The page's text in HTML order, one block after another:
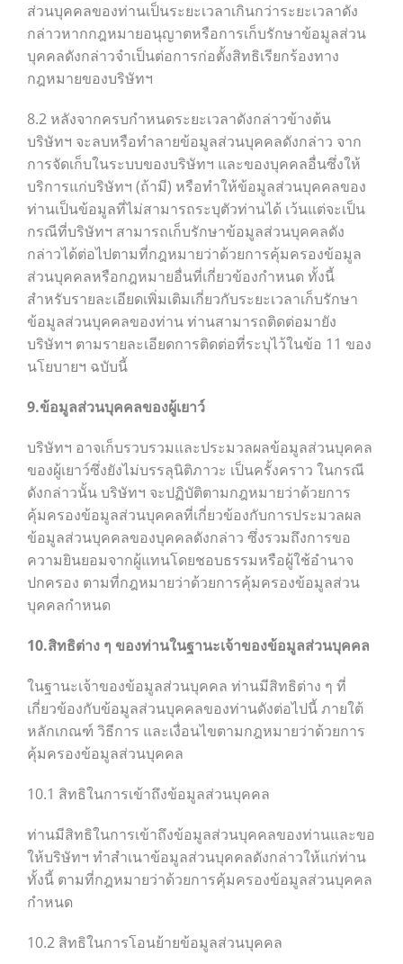
ส่วนบุคคลของท่านเป็นระยะเวลาเกินกว่าระยะเวลาดัง
กล่าวหากกฎหมายอนุญาตหรือการเก็บรักษาข้อมูลส่วน
บุคคลดังกล่าวจำเป็นต่อการก่อตั้งสิทธิเรียกร้องทาง
กฎหมายของบริษัทฯ
8.2 หลังจากครบกำหนดระยะเวลาดังกล่าวข้างต้น
บริษัทฯ จะลบหรือทำลายข้อมูลส่วนบุคคลดังกล่าว จาก
การจัดเก็บในระบบของบริษัทฯ และของบุคคลอื่นซึ่งให้
บริการแก่บริษัทฯ (ถ้ามี) หรือทำให้ข้อมูลส่วนบุคคลของ
ท่านเป็นข้อมูลที่ไม่สามารถระบุตัวท่านได้ เว้นแต่จะเป็น
กรณีที่บริษัทฯ สามารถเก็บรักษาข้อมูลส่วนบุคคลดัง
กล่าวได้ต่อไปตามที่กฎหมายว่าด้วยการคุ้มครองข้อมูล
ส่วนบุคคลหรือกฎหมายอื่นที่เกี่ยวข้องกำหนด ทั้งนี้
สำหรับรายละเอียดเพิ่มเติมเกี่ยวกับระยะเวลาเก็บรักษา
ข้อมูลส่วนบุคคลของท่าน ท่านสามารถติดต่อมายัง
บริษัทฯ ตามรายละเอียดการติดต่อที่ระบุไว้ในข้อ 11 ของ
นโยบายฯ ฉบับนี้
9.ข้อมูลส่วนบุคคลของผู้เยาว์
บริษัทฯ อาจเก็บรวบรวมและประมวลผลข้อมูลส่วนบุคคล
ของผู้เยาว์ซึ่งยังไม่บรรลุนิติภาวะ เป็นครั้งคราว ในกรณี
ดังกล่าวนั้น บริษัทฯ จะปฏิบัติตามกฎหมายว่าด้วยการ
คุ้มครองข้อมูลส่วนบุคคลที่เกี่ยวข้องกับการประมวลผล
ข้อมูลส่วนบุคคลของบุคคลดังกล่าว ซึ่งรวมถึงการขอ
ความยินยอมจากผู้แทนโดยชอบธรรมหรือผู้ใช้อำนาจ
ปกครอง ตามที่กฎหมายว่าด้วยการคุ้มครองข้อมูลส่วน
บุคคลกำหนด
10.สิทธิต่าง ๆ ของท่านในฐานะเจ้าของข้อมูลส่วนบุคคล
ในฐานะเจ้าของข้อมูลส่วนบุคคล ท่านมีสิทธิต่าง ๆ ที่
เกี่ยวข้องกับข้อมูลส่วนบุคคลของท่านดังต่อไปนี้ ภายใต้
หลักเกณฑ์ วิธีการ และเงื่อนไขตามกฎหมายว่าด้วยการ
คุ้มครองข้อมูลส่วนบุคคล
10.1 สิทธิในการเข้าถึงข้อมูลส่วนบุคคล
ท่านมีสิทธิในการเข้าถึงข้อมูลส่วนบุคคลของท่านและขอ
ให้บริษัทฯ ทำสำเนาข้อมูลส่วนบุคคลดังกล่าวให้แก่ท่าน
ทั้งนี้ ตามที่กฎหมายว่าด้วยการคุ้มครองข้อมูลส่วนบุคคล
กำหนด
10.2 สิทธิในการโอนย้ายข้อมูลส่วนบุคคล